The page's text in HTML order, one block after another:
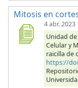
Mitosis en
4 abr. 2023
Unidad
Celular y
raicilla de
https://